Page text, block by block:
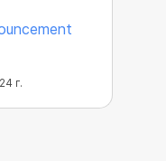
или
г.